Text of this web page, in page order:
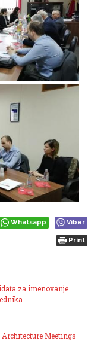
Whatsapp Viber
Print
za imenovanje
Meetings